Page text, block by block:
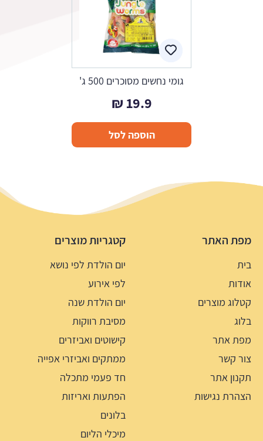
גומי נחשים מסוכרים 500 ג'
19.9
₪
הוספה לסל
מפת האתר
בית
אודות
קטלוג מוצרים
בלוג
מפת אתר
צור קשר
תקנון אתר
הצהרת נגישות
קטגריות מוצרים
יום הולדת לפי נושא
לפי אירוע
יום הולדת שנה
מסיבת רווקות
קישוטים ואביזרים
ממתקים ואביזרי אפייה
חד פעמי מתכלה
הפתעות ואריזות
בלונים
מיכלי הליום